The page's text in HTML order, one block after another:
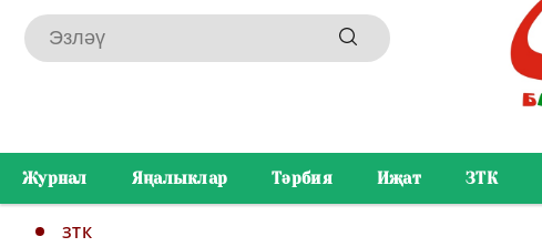
Журнал Яңалыклар Тәрбия Иҗат ЗТК
ЗТК